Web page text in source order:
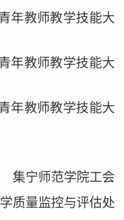
年教师教学技能大
年教师教学技能大
年教师教学技能大
集宁师范学院工会
质量监控与评估处